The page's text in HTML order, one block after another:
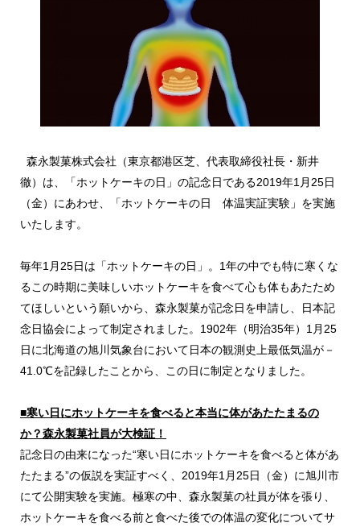
森永製菓株式会社（東京都港区芝、代表取締役社長・新井
徹）は、「ホットケーキの日」の記念日である2019年1月25日
（金）にあわせ、「ホットケーキの日 体温実証実験」を実施
いたします。
毎年1月25日は「ホットケーキの日」。1年の中でも特に寒くな
るこの時期に美味しいホットケーキを食べて心も体もあたため
てほしいという願いから、森永製菓が記念日を申請し、日本記
念日協会によって制定されました。1902年（明治35年）1月25
日に北海道の旭川気象台において日本の観測史上最低気温が－
41.0℃を記録したことから、この日に制定となりました。
■寒い日にホットケーキを食べると本当に体があたたまるの
か？森永製菓社員が大検証！
記念日の由来になった“寒い日にホットケーキを食べると体があ
たたまる”の仮説を実証すべく、2019年1月25日（金）に旭川市
にて公開実験を実施。極寒の中、森永製菓の社員が体を張り、
ホットケーキを食べる前と食べた後での体温の変化についてサ